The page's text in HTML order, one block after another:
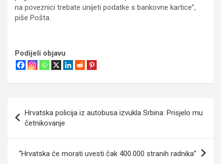
na poveznici trebate unijeti podatke s bankovne kartice”,
piše Pošta.
Podijeli objavu
objava
Hrvatska policija iz autobusa izvukla Srbina: Prisjelo mu
četnikovanje
“Hrvatska će morati uvesti čak 400.000 stranih radnika”